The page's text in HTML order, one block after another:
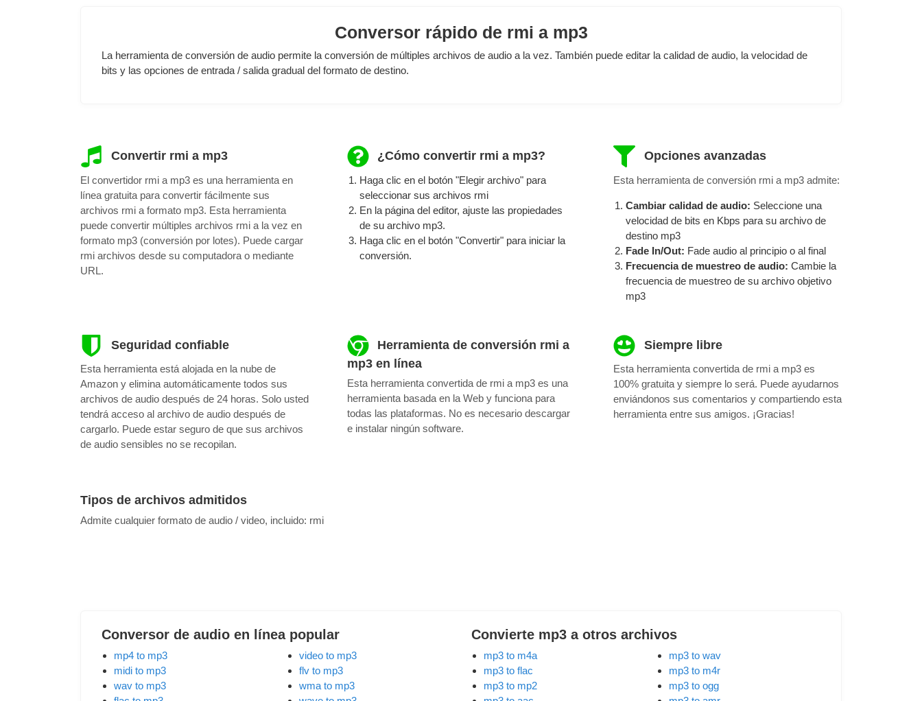
Conversor rápido de rmi a mp3
La herramienta de conversión de audio permite la conversión de múltiples archivos de audio a la vez. También puede editar la calidad de audio, la velocidad de
bits y las opciones de entrada / salida gradual del formato de destino.
Convertir rmi a mp3
El convertidor rmi a mp3 es una herramienta en
línea gratuita para convertir fácilmente sus
archivos rmi a formato mp3. Esta herramienta
puede convertir múltiples archivos rmi a la vez en
formato mp3 (conversión por lotes). Puede cargar
rmi archivos desde su computadora o mediante
URL.
¿Cómo convertir rmi a mp3?
Haga clic en el botón "Elegir archivo" para
seleccionar sus archivos rmi
En la página del editor, ajuste las propiedades
de su archivo mp3.
Haga clic en el botón "Convertir" para iniciar la
conversión.
Opciones avanzadas
Esta herramienta de conversión rmi a mp3 admite:
Cambiar calidad de audio: Seleccione una
velocidad de bits en Kbps para su archivo de
destino mp3
Fade In/Out: Fade audio al principio o al final
Frecuencia de muestreo de audio: Cambie la
frecuencia de muestreo de su archivo objetivo
mp3
Seguridad confiable
Esta herramienta está alojada en la nube de
Amazon y elimina automáticamente todos sus
archivos de audio después de 24 horas. Solo usted
tendrá acceso al archivo de audio después de
cargarlo. Puede estar seguro de que sus archivos
de audio sensibles no se recopilan.
Herramienta de conversión rmi a
mp3 en línea
Esta herramienta convertida de rmi a mp3 es una
herramienta basada en la Web y funciona para
todas las plataformas. No es necesario descargar
e instalar ningún software.
Siempre libre
Esta herramienta convertida de rmi a mp3 es
100% gratuita y siempre lo será. Puede ayudarnos
enviándonos sus comentarios y compartiendo esta
herramienta entre sus amigos. ¡Gracias!
Tipos de archivos admitidos
Admite cualquier formato de audio / video, incluido: rmi
Conversor de audio en línea popular
mp4 to mp3
midi to mp3
wav to mp3
video to mp3
flv to mp3
wma to mp3
Convierte mp3 a otros archivos
mp3 to m4a
mp3 to flac
mp3 to mp2
mp3 to wav
mp3 to m4r
mp3 to ogg